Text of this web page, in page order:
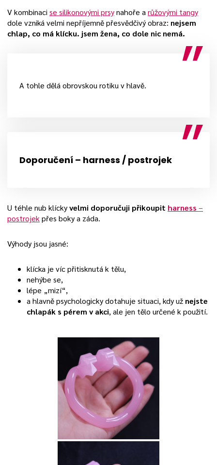
V kombinaci se silikonovými prsynahoře a růžovými tangy
dole vzniká velmi nepříjemně přesvědčivý obraz: nejsem
chlap, co má klícku. jsem žena, co dole nic nemá.
A tohle dělá obrovskou rotiku v hlavě.
Doporučení – harness / postrojek
U téhle nub klíckyvelmi doporučuji přikoupit harness –
postrojek přes boky a záda.
Výhody jsou jasné:
klícka je víc přitisknutá k tělu,
nehýbe se,
lépe „mizí“,
a hlavně psychologicky dotahuje situaci, kdy už nejste
chlapák s pérem v akci, ale jen tělo určené k použití.